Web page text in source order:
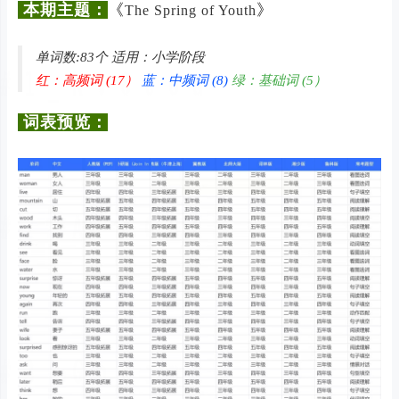
本期主题： 《The Spring of Youth 》
单词数:83个 适用：小学阶段
红：高频词 (17）
蓝：中频词 (8) 绿：基础词 (5）
词表预览：